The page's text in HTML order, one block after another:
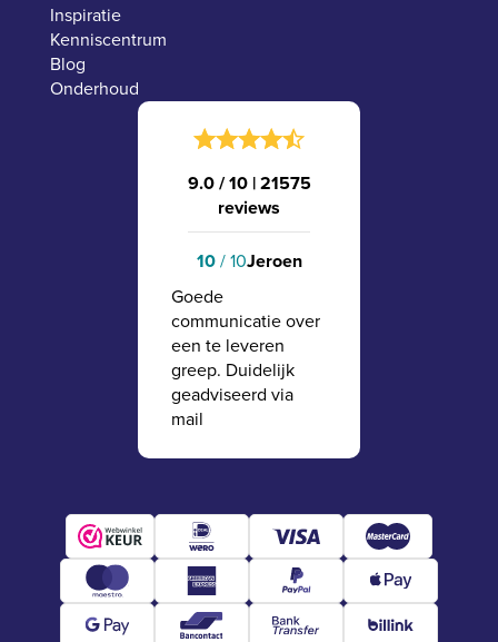
Inspiratie
Kenniscentrum
Blog
Onderhoud
9.0 / 10 |21575
reviews
10/ 10Jeroen
Goede
communicatie over
een te leveren
greep. Duidelijk
geadviseerd via
mail